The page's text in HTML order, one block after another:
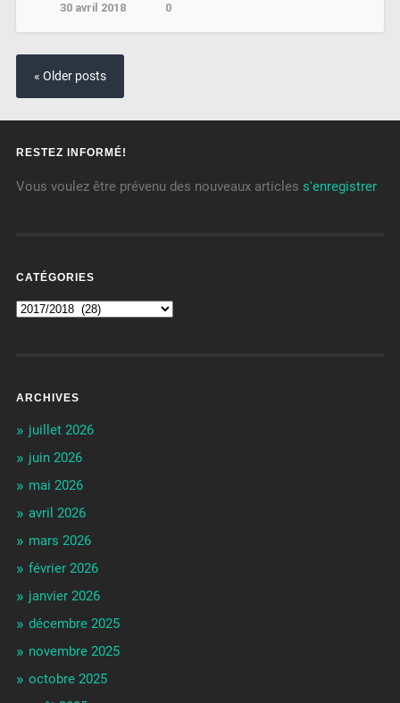
30 avril 2018 0
« Older posts
RESTEZ INFORMÉ!
Vous voulez être prévenu des nouveaux articles s'enregistrer
CATÉGORIES
ARCHIVES
juillet 2026
juin 2026
mai 2026
avril 2026
mars 2026
février 2026
janvier 2026
décembre 2025
novembre 2025
octobre 2025